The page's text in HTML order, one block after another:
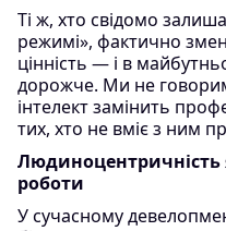
Ті ж, хто свідомо
режимі», фактично
цінність — і в
дорожче. Ми не
інтелект замінить
тих, хто не вміє з ним
роботи
У сучасному